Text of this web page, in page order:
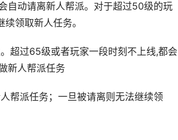
自动请离新人帮派。对于超过50级的玩
领取新人任务。
超过65级或者玩家一段时刻不上线,都会
新人帮派任务
帮派任务；一旦被请离则无法继续领